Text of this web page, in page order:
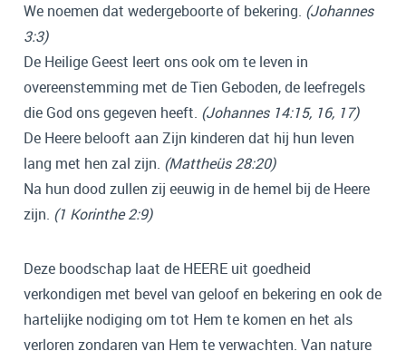
We noemen dat wedergeboorte of bekering. (Johannes
3:3)
De Heilige Geest leert ons ook om te leven in
overeenstemming met de Tien Geboden, de leefregels
die God ons gegeven heeft. (Johannes 14:15, 16, 17)
De Heere belooft aan Zijn kinderen dat hij hun leven
lang met hen zal zijn. (Mattheüs 28:20)
Na hun dood zullen zij eeuwig in de hemel bij de Heere
zijn. (1 Korinthe 2:9)
Deze boodschap laat de HEERE uit goedheid
verkondigen met bevel van geloof en bekering en ook de
hartelijke nodiging om tot Hem te komen en het als
verloren zondaren van Hem te verwachten. Van nature